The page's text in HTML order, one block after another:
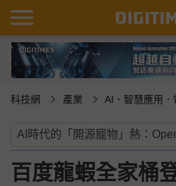
科技網 產業 AI．智慧應用．
百度龍蝦全家桶